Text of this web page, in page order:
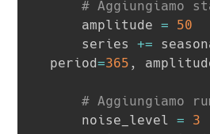
# Aggiungiamo
    amplitude
=
50
    series
+=
period=365 ,
# Aggiungiamo
    noise_level
=
3